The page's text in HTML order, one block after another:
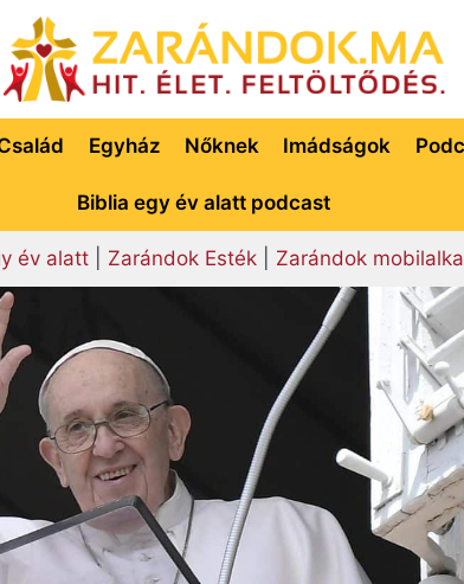
Egyház Nőknek Imádságok
Biblia egy év alatt podcast
év alatt| Zarándok Esték| Zarándok